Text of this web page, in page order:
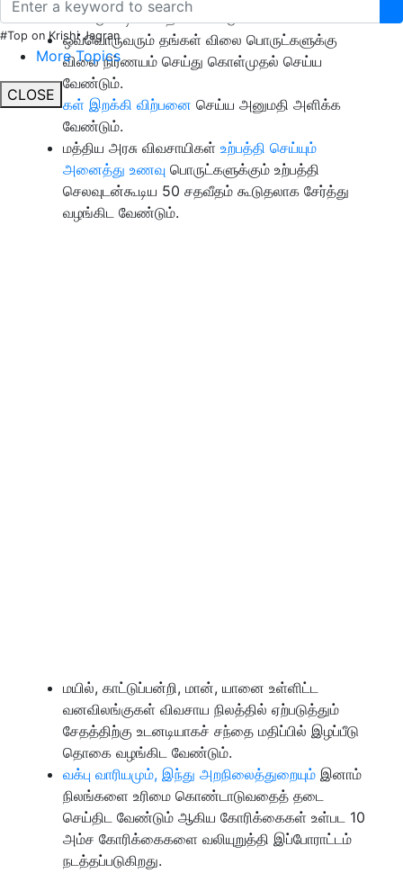
#Top on Krishi Jagran
More Topics
CLOSE
மேம்படும்படி செய்திட வேண்டும்.
ஒவ்வொருவரும் தங்கள் விலை பொருட்களுக்கு
விலை நிர்ணயம் செய்து கொள்முதல் செய்ய
வேண்டும்.
கள் இறக்கி விற்பனை செய்ய அனுமதி அளிக்க
வேண்டும்.
மத்திய அரசு விவசாயிகள் உற்பத்தி செய்யும்
அனைத்து உணவு பொருட்களுக்கும் உற்பத்தி
செலவுடன்கூடிய 50 சதவீதம் கூடுதலாக சேர்த்து
வழங்கிட வேண்டும்.
மயில், காட்டுப்பன்றி, மான், யானை உள்ளிட்ட
வனவிலங்குகள் விவசாய நிலத்தில் ஏற்படுத்தும்
சேதத்திற்கு உடனடியாகச் சந்தை மதிப்பில் இழப்பீடு
தொகை வழங்கிட வேண்டும்.
வக்பு வாரியமும், இந்து அறநிலைத்துறையும் இனாம்
நிலங்களை உரிமை கொண்டாடுவதைத் தடை
செய்திட வேண்டும் ஆகிய கோரிக்கைகள் உள்பட 10
அம்ச கோரிக்கைகளை வலியுறுத்தி இப்போராட்டம்
நடத்தப்படுகிறது.